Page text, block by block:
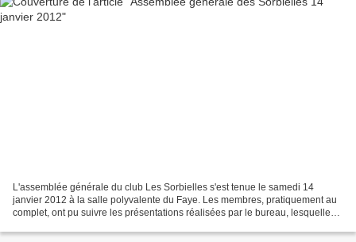
L'assemblée générale du club Les Sorbielles s'est tenue le samedi 14
janvier 2012 à la salle polyvalente du Faye. Les membres, pratiquement au
complet, ont pu suivre les présentations réalisées par le bureau, lesquelles